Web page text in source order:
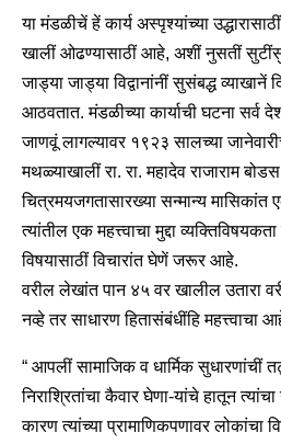
या मंडळीचें हें कार्य अस्पृश्यांच्या
खालीं ओढण्यासाठीं आहे, अशीं नुसतीं
जाड्या जाड्या विद्वानांनीं सुसंबद्ध
आठवतात. मंडळीच्या कार्याची घटना सर्व
जाणवूं लागल्यावर १९२३ सालच्या
मथळ्याखालीं रा. रा. महादेव राजाराम
चित्रमयजगतासारख्या सन्मान्य
त्यांतील एक महत्त्वाचा मुद्दा
विषयासाठीं विचारांत घेणें जरूर आहे.
वरील लेखांत पान ४५ वर खालील उतारा
नव्हे तर साधारण हितासंबंधींहि महत्त्वाचा
“ आपलीं सामाजिक व धार्मिक सुधारणांचीं
निराश्रितांचा कैवार घेणा-यांचे हातून त्यांचा
कारण त्यांच्या प्रामाणिकपणावर लोकांचा